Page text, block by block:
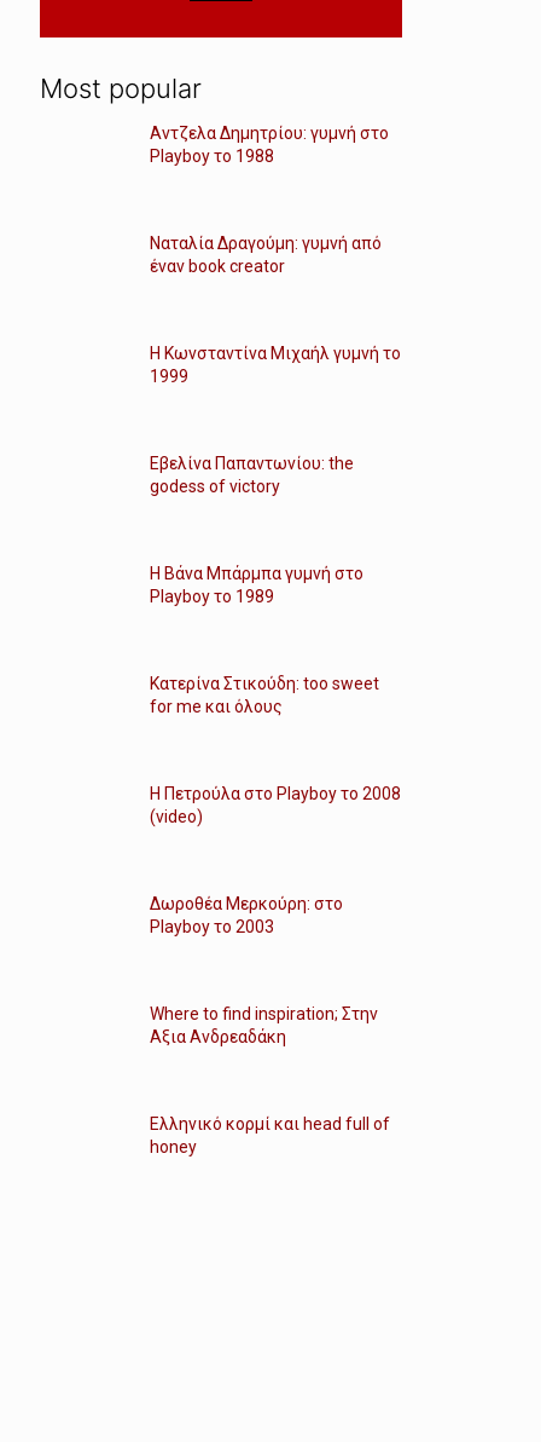
Most popular
Αντζελα Δημητρίου: γυμνή στο
Playboy το 1988
Ναταλία Δραγούμη: γυμνή από
έναν book creator
Η Κωνσταντίνα Μιχαήλ γυμνή το
1999
Εβελίνα Παπαντωνίου: the
godess of victory
Η Βάνα Μπάρμπα γυμνή στο
Playboy το 1989
Κατερίνα Στικούδη: too sweet
for me και όλους
Η Πετρούλα στο Playboy το 2008
(video)
Δωροθέα Μερκούρη: στο
Playboy το 2003
Where to find inspiration; Στην
Αξια Ανδρεαδάκη
Ελληνικό κορμί και head full of
honey